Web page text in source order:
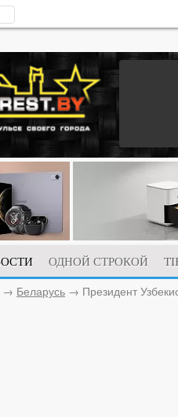
ОДНОЙ СТРОКОЙ
→ Беларусь → Президент